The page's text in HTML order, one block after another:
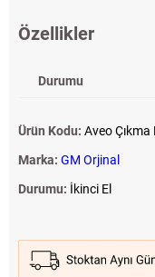
Özellikler
Durumu
Ürün Kodu: Aveo Çıkma
Marka: GM Orjinal
Durumu: İkinci El